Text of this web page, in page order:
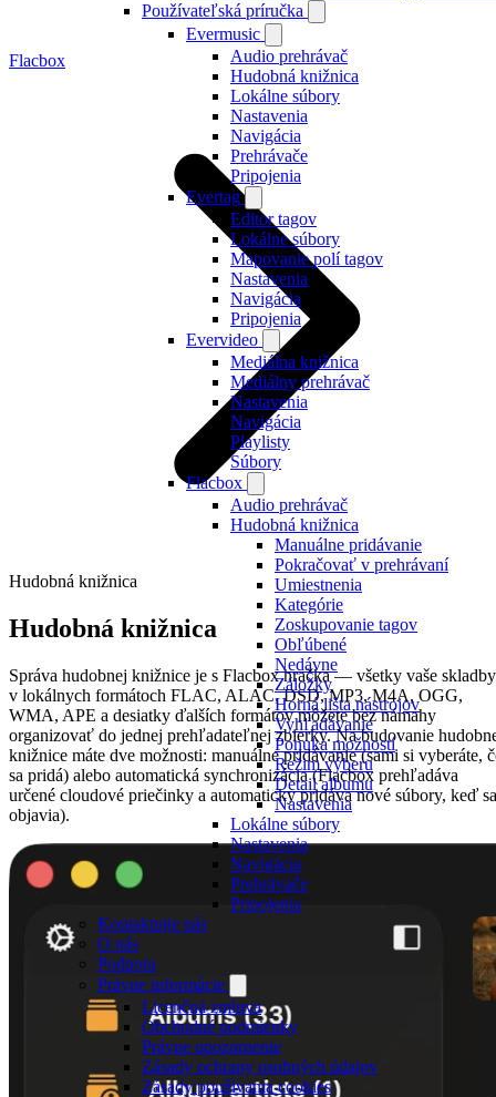
Používateľská príručka
Evermusic
Audio prehrávač
Hudobná knižnica
Lokálne súbory
Nastavenia
Navigácia
Prehrávače
Pripojenia
Evertag
Editor tagov
Lokálne súbory
Mapovanie polí tagov
Nastavenia
Navigácia
Pripojenia
Evervideo
Mediálna knižnica
Mediálny prehrávač
Nastavenia
Navigácia
Playlisty
Súbory
Flacbox
Audio prehrávač
Hudobná knižnica
Manuálne pridávanie
Pokračovať v prehrávaní
Umiestnenia
Kategórie
Zoskupovanie tagov
Obľúbené
Nedávne
Záložky
Horná lišta nástrojov
Vyhľadávanie
Ponuka možností
Režim výberu
Detail albumu
Nastavenia
Lokálne súbory
Nastavenia
Navigácia
Prehrávače
Pripojenia
Kontaktujte nás
O nás
Podpora
Právne informácie
Licenčná zmluva
Obchodné podmienky
Právne upozornenie
Zásady ochrany osobných údajov
Zásady používania cookies
Flacbox
Hudobná knižnica
Hudobná knižnica
Správa hudobnej knižnice je s Flacbox hračka — všetky vaše skladby
v lokálnych formátoch FLAC, ALAC, DSD, MP3, M4A, OGG,
WMA, APE a desiatky ďalších formátov môžete bez námahy
organizovať do jednej prehľadateľnej zbierky. Na budovanie
knižnice máte dve možnosti: manuálne pridávanie (sami si vyberáte,
sa pridá) alebo automatická synchronizácia (Flacbox prehľadáva
určené cloudové priečinky a automaticky pridáva nové súbory, keď sa
objavia).